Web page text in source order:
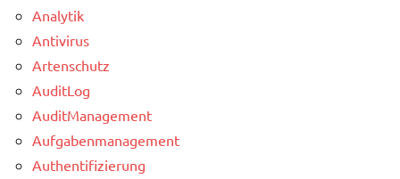
Analytik
Antivirus
Artenschutz
AuditLog
AuditManagement
Aufgabenmanagement
Authentifizierung